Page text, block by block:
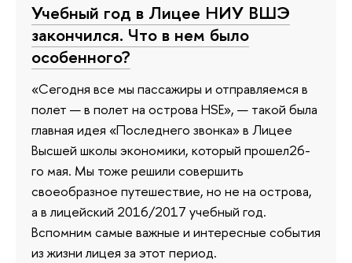
Учебный год в Лицее НИУ ВШЭ
закончился. Что в нем было
особенного?
«Сегодня все мы пассажиры и отправляемся в
полет — в полет на острова HSE», — такой была
главная идея «Последнего звонка» в Лицее
Высшей школы экономики, который прошел26-
го мая. Мы тоже решили совершить
своеобразное путешествие, но не на острова,
а в лицейский 2016/2017 учебный год.
Вспомним самые важные и интересные события
из жизни лицея за этот период.